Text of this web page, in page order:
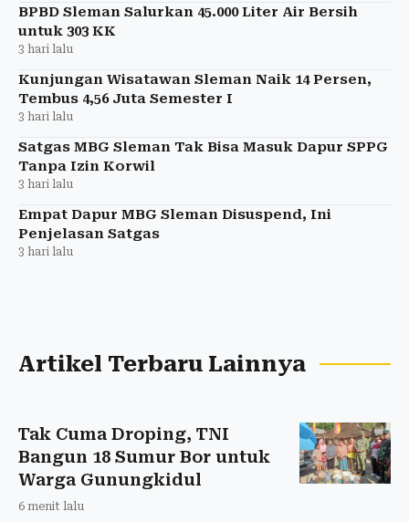
BPBD Sleman Salurkan 45.000 Liter Air Bersih
untuk 303 KK
3 hari lalu
Kunjungan Wisatawan Sleman Naik 14 Persen,
Tembus 4,56 Juta Semester I
3 hari lalu
Satgas MBG Sleman Tak Bisa Masuk Dapur SPPG
Tanpa Izin Korwil
3 hari lalu
Empat Dapur MBG Sleman Disuspend, Ini
Penjelasan Satgas
3 hari lalu
Artikel Terbaru Lainnya
Tak Cuma Droping, TNI
Bangun 18 Sumur Bor untuk
Warga Gunungkidul
6 menit lalu